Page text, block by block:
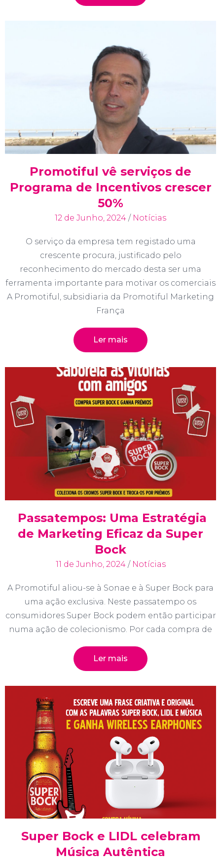
Promotiful vê serviços de
Programa de Incentivos crescer
50%
12 de Junho, 2024 / Notícias
O serviço da empresa tem registado uma
crescente procura, justificado pelo
reconhecimento do mercado desta ser uma
ferramenta importante para motivar os comerciais
A Promotiful, subsidiaria da Promotiful Marketing
França
Ler mais
Passatempos: Uma Estratégia
de Marketing Eficaz da Super
Bock
11 de Junho, 2024 / Notícias
A Promotiful aliou-se à Sonae e à Super Bock para
uma ação exclusiva. Neste passatempo os
consumidores Super Bock podem então participar
numa ação de colecionismo. Por cada compra de
Ler mais
Super Bock e LIDL celebram
Música Autêntica